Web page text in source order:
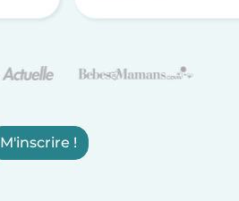
M'inscrire !